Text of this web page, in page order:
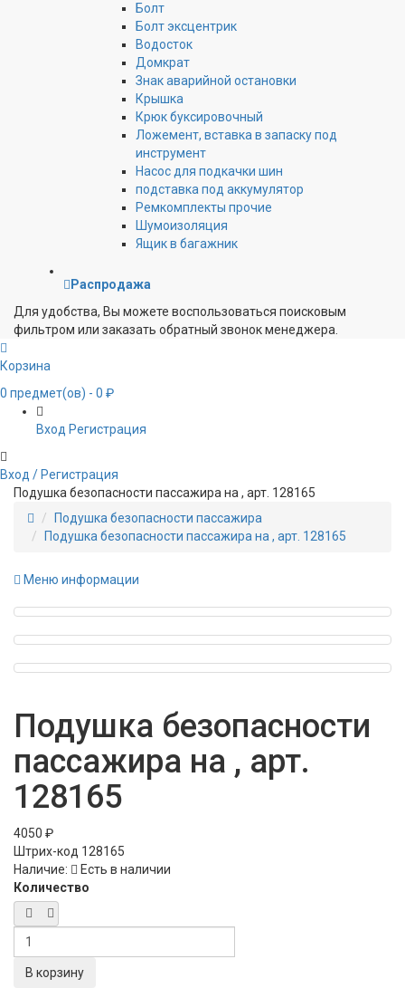
Болт
Болт эксцентрик
Водосток
Домкрат
Знак аварийной остановки
Крышка
Крюк буксировочный
Ложемент, вставка в запаску под
инструмент
Насос для подкачки шин
подставка под аккумулятор
Ремкомплекты прочие
Шумоизоляция
Ящик в багажник
Распродажа
Для удобства, Вы можете воспользоваться поисковым
фильтром или заказать обратный звонок менеджера.
Корзина
0 предмет(ов) - 0 ₽
Вход Регистрация
Вход / Регистрация
Подушка безопасности пассажира на , арт. 128165
Подушка безопасности пассажира
Подушка безопасности пассажира на , арт. 128165
Меню информации
Подушка безопасности
пассажира на , арт.
128165
4050 ₽
Штрих-код 128165
Наличие:
Есть в наличии
Количество